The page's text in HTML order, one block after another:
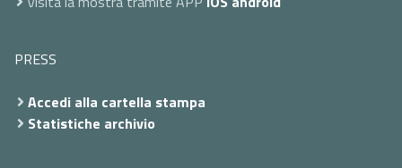
PRESS
Accedi alla cartella stampa
Statistiche archivio